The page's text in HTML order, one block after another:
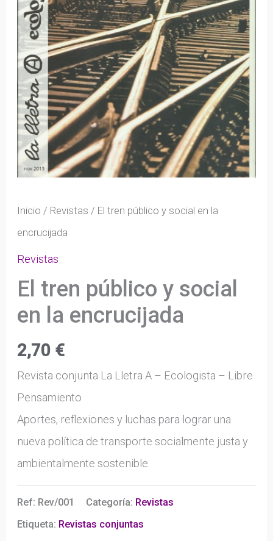
Inicio / Revistas / El tren público y social en la
encrucijada
Revistas
El tren público y social
en la encrucijada
2,70 €
Revista conjunta La Lletra A – Ecologista – Libre
Pensamiento
Aportes, reflexiones y luchas para lograr una
nueva política de transporte socialmente justa y
ambientalmente sostenible
Ref: Rev/001 Categoría: Revistas
Etiqueta: Revistas conjuntas